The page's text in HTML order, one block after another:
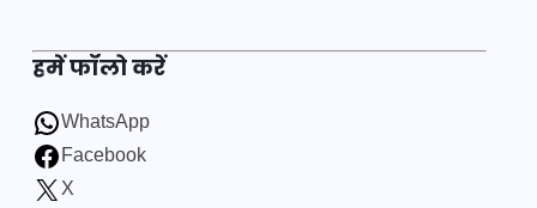
हमें फॉलो करें
WhatsApp
Facebook
X